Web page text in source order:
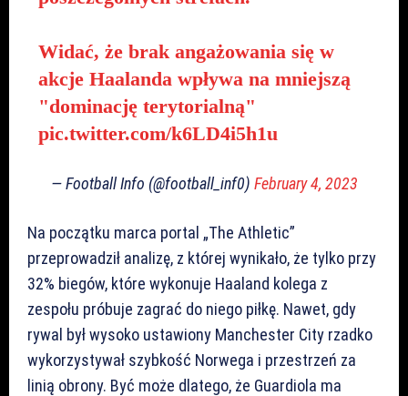
Widać, że brak angażowania się w
akcje Haalanda wpływa na mniejszą
"dominację terytorialną"
pic.twitter.com/k6LD4i5h1u
— Football Info (@football_inf0) February 4, 2023
Na początku marca portal „The Athletic”
przeprowadził analizę, z której wynikało, że tylko przy
32% biegów, które wykonuje Haaland kolega z
zespołu próbuje zagrać do niego piłkę. Nawet, gdy
rywal był wysoko ustawiony Manchester City rzadko
wykorzystywał szybkość Norwega i przestrzeń za
linią obrony. Być może dlatego, że Guardiola ma